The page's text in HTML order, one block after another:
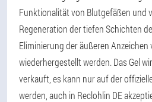
Funktionalität von Blutgefäßen und
Regeneration der tiefen Schichten
Eliminierung der äußeren Anzeichen
wiederhergestellt werden. Das Gel
verkauft, es kann nur auf der
werden, auch in Reclohlin DE